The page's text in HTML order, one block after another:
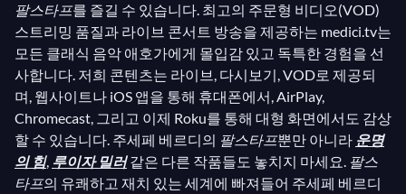
팔스타프를 즐길 수 있습니다. 최고의 주문형 비디오(VOD)
스트리밍 품질과 라이브 콘서트 방송을 제공하는 medici.tv는
모든 클래식 음악 애호가에게 몰입감 있고 독특한 경험을 선
사합니다. 저희 콘텐츠는 라이브, 다시보기, VOD로 제공되
며, 웹사이트나 iOS 앱을 통해 휴대폰에서, AirPlay,
Chromecast, 그리고 이제 Roku를 통해 대형 화면에서도 감상
할 수 있습니다. 주세페 베르디의 팔스타프뿐만 아니라 운명
의 힘, 루이자 밀러같은 다른 작품들도 놓치지 마세요. 팔스
타프의 유쾌하고 재치 있는 세계에 빠져들어 주세페 베르디